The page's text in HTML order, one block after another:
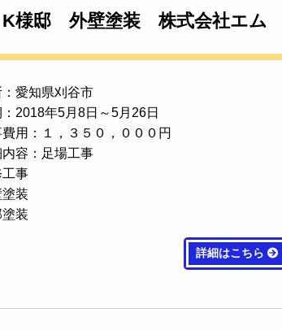
様邸 外壁塗装 株式会社エム
愛知県刈谷市
：2018年5月8日～5月26日
費用：１，３５０，０００円
容：足場工事
事
装
装
詳細はこちら